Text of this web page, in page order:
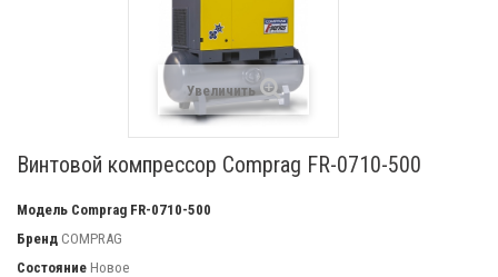
Увеличить
Винтовой компрессор Comprag FR-0710-500
Модель Comprag FR-0710-500
Бренд COMPRAG
Состояние Новое